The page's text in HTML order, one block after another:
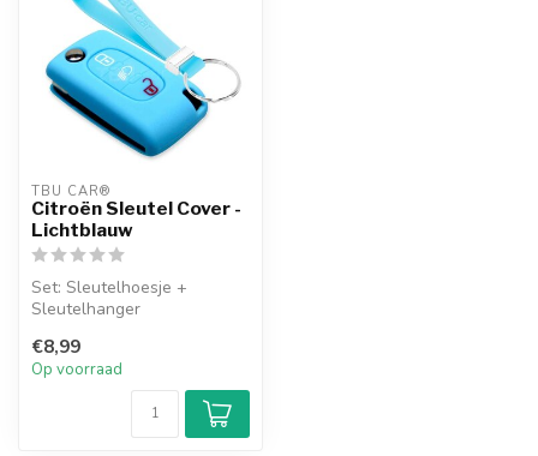
TBU CAR®
Citroën Sleutel Cover -
Lichtblauw
Set: Sleutelhoesje +
Sleutelhanger
€8,99
Op voorraad